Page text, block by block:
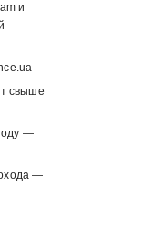
и
свыше
—
—